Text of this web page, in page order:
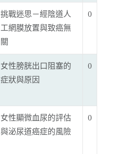
挑戰迷思－經陰道人
工網膜放置與致癌無
關
0
女性膀胱出口阻塞的
症狀與原因
0
女性顯微血尿的評估
與泌尿道癌症的風險
0